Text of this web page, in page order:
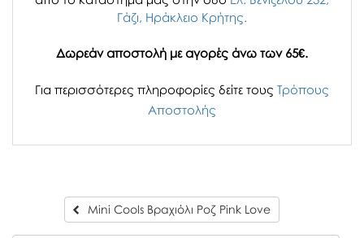
Γάζι, Ηράκλειο Κρήτης.
Δωρεάν αποστολή με αγορές άνω των 65€.
Για περισσότερες πληροφορίες δείτε τους Τρόπους
Αποστολής
Mini Cools Βραχιόλι Ροζ Pink Love